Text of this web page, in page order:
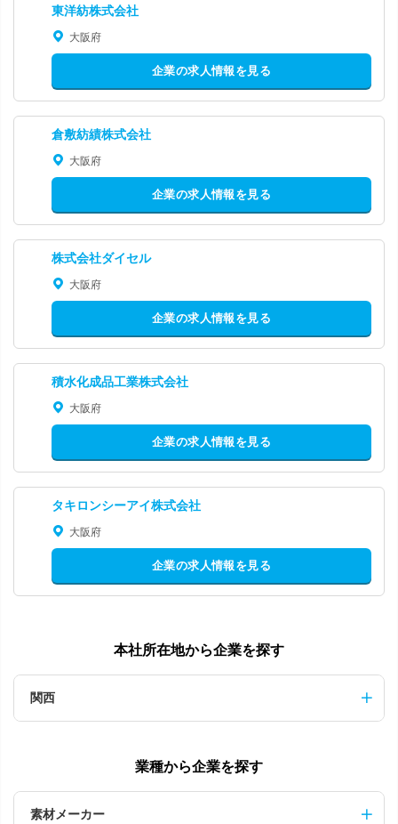
東洋紡株式会社
大阪府
企業の求人情報を見る
倉敷紡績株式会社
大阪府
企業の求人情報を見る
株式会社ダイセル
大阪府
企業の求人情報を見る
積水化成品工業株式会社
大阪府
企業の求人情報を見る
タキロンシーアイ株式会社
大阪府
企業の求人情報を見る
本社所在地から企業を探す
関西
業種から企業を探す
素材メーカー